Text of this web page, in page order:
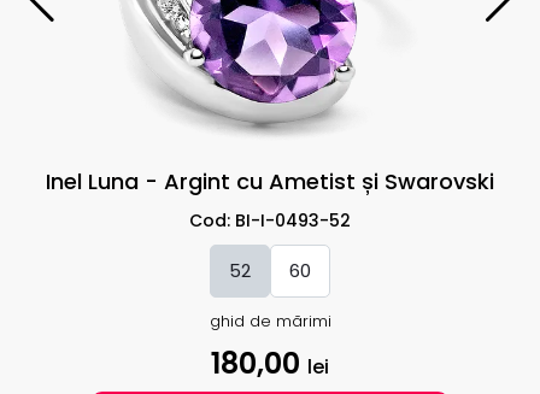
Inel Luna - Argint cu Ametist și Swarovski
Cod: BI-I-0493-52
52 60
ghid de mărimi
180,00 lei